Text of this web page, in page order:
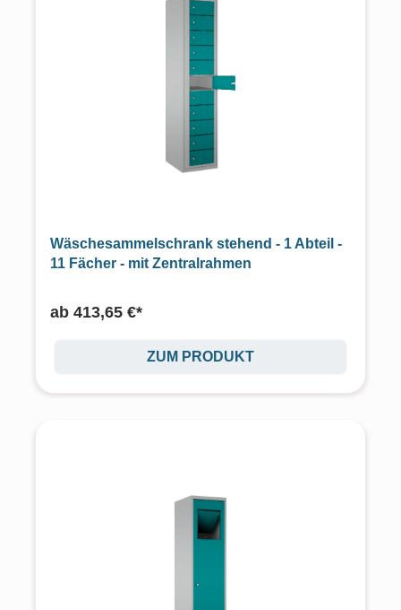
Wäschesammelschrank stehend - 1 Abteil -
11 Fächer - mit Zentralrahmen
ab 413,65 €*
ZUM PRODUKT